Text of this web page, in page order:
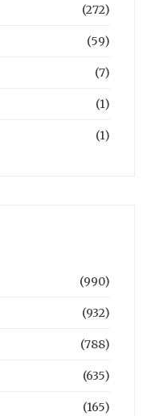
(272)
(59)
(7)
(1)
(1)
(990)
(932)
(788)
(635)
(165)